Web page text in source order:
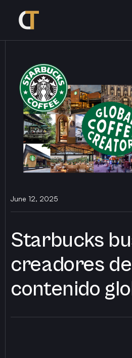
June 12, 2025
Starbucks
creadores de
contenido